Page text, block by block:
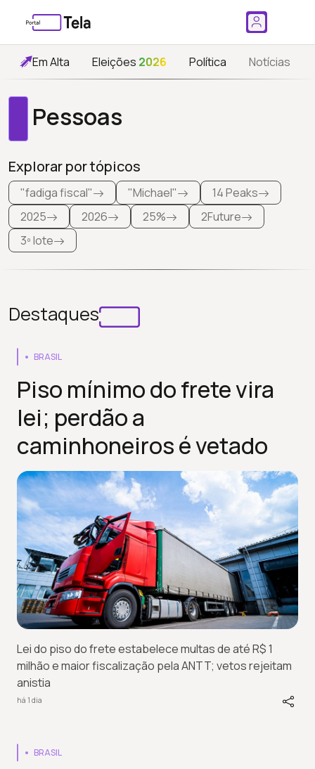
Em Alta Eleições 2026 Política Notícias
Pessoas
Explorar por tópicos
"fadiga fiscal" "Michael"
14 Peaks
2025
2026 25%
2Future
3º lote
Destaques
BRASIL
Piso mínimo do frete vira
lei; perdão a
caminhoneiros é vetado
Lei do piso do frete estabelece multas de até R$ 1
milhão e maior fiscalização pela ANTT; vetos rejeitam
anistia
há 1 dia
BRASIL